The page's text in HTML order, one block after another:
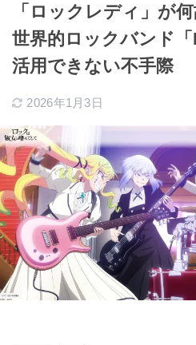
「ロックレディ」が
世界的ロックバンド
活用できない不手際
2026年1月3日